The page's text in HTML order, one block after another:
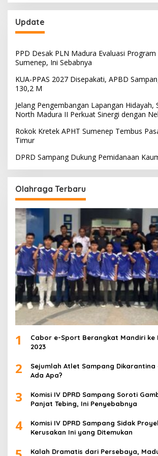
Update
PPD Desak PLN Madura Evaluasi Program
Sumenep, Ini Sebabnya
KUA-PPAS 2027 Disepakati, APBD
130,2 M
Jelang Pengembangan Lapangan Hidayah,
North Madura II Perkuat Sinergi dengan
Rokok Kretek APHT Sumenep Tembus
Timur
DPRD Sampang Dukung Pemidanaan
Olahraga Terbaru
1
Cabor e-Sport Berangkat Mandiri ke
2023
2
Sejumlah Atlet Sampang Dikarantina
Ada Apa?
3
Komisi IV DPRD Sampang Soroti
Panjat Tebing, Ini Penyebabnya
4
Komisi IV DPRD Sampang Sidak
Kerusakan Ini yang Ditemukan
Kalah Dramatis dari Persebaya,